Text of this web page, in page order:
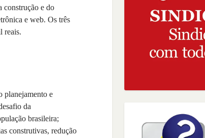
construção e do
e web. Os três
reais.
planejamento e
da
brasileira;
construtivas, redução